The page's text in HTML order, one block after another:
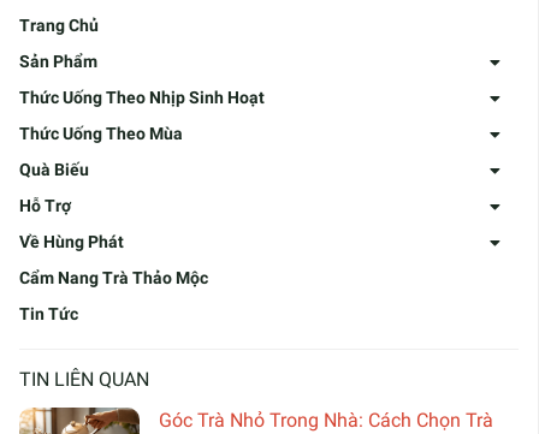
Trang Chủ
Sản Phẩm
Thức Uống Theo Nhịp Sinh Hoạt
Thức Uống Theo Mùa
Quà Biếu
Hỗ Trợ
Về Hùng Phát
Cẩm Nang Trà Thảo Mộc
Tin Tức
TIN LIÊN QUAN
Góc Trà Nhỏ Trong Nhà: Cách Chọn Trà